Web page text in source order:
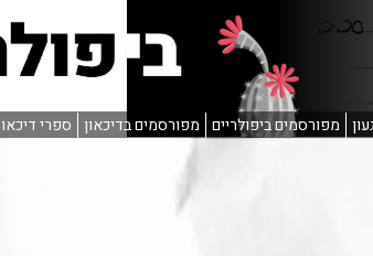
מפורסמים ביפולריים מפורסמים בדיכאון ספרי